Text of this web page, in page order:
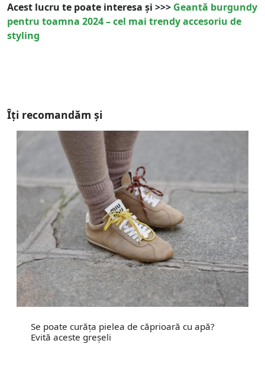
Acest lucru te poate interesa și >>> Geantă burgundy
pentru toamna 2024 – cel mai trendy accesoriu de
styling
Îți recomandăm și
Se poate curăța pielea de căprioară cu apă?
Evită aceste greșeli